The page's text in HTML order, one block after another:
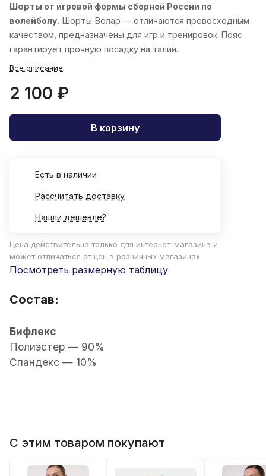
Шорты от игровой формы сборной России по
волейболу. Шорты Волар — отличаются превосходным
качеством, предназначены для игр и тренировок. Пояс
гарантирует прочную посадку на талии.
Все описание
2 100 ₽
В корзину
Есть в наличии
Рассчитать доставку
Нашли дешевле?
Цена действительна только для интернет-магазина и
может отличаться от цен в розничных магазинах
Посмотреть размерную таблицу
Состав:
Бифлекс
Полиэстер — 90%
Спандекс — 10%
С этим товаром покупают